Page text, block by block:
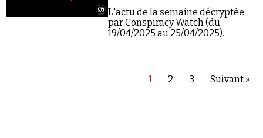
L'actu de la semaine décryptée
par Conspiracy Watch (du
19/04/2025 au 25/04/2025).
1 2 3 Suivant »